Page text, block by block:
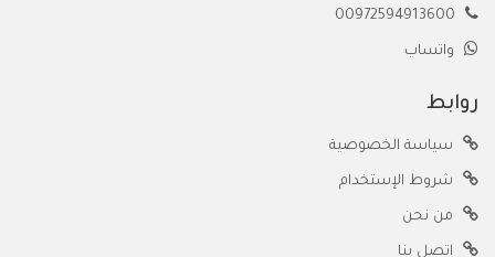
واتساب
روابط
سياسة الخصوصية
شروط الإستخدام
من نحن
اتصل بنا